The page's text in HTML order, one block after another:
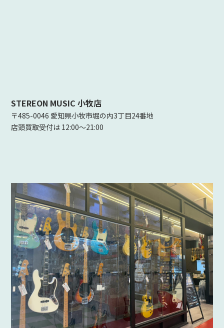
STEREON MUSIC 小牧店
〒485-0046 愛知県小牧市堀の内3丁目24番地
店頭買取受付は 12:00～21:00